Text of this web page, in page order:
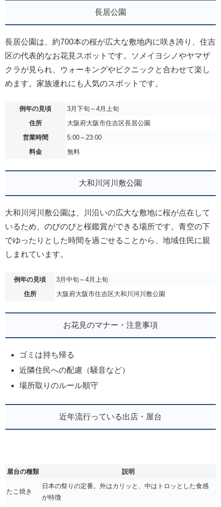
長居公園
長居公園は、約700本の桜が広大な敷地内に咲き誇り、住吉
区の代表的なお花見スポットです。ソメイヨシノやヤマザ
クラが見られ、ウォーキングやピクニックと合わせて楽し
めます。家族連れにも人気のスポットです。
例年の見頃
3月下旬～4月上旬
住所
大阪府大阪市住吉区長居公園
営業時間
5:00～23:00
料金
無料
大和川河川敷公園
大和川河川敷公園は、川沿いの広大な敷地に桜が点在して
いるため、のびのびと桜鑑賞ができる場所です。青空の下
でゆったりとした時間を過ごせることから、地域住民に親
しまれています。
例年の見頃
3月中旬～4月上旬
住所
大阪府大阪市住吉区大和川河川敷公園
お花見のマナー・注意事項
ゴミは持ち帰る
近隣住民への配慮（騒音など）
場所取りのルール順守
近年流行っている出店・屋台
屋台の種類 説明
たこ焼き
日本の祭りの定番。外はカリッと、中はトロッとした食感
が特徴